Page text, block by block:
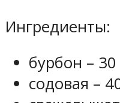
Ингредиенты:
бурбон –
содовая –